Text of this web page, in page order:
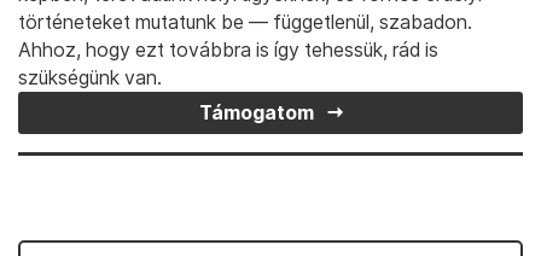
történeteket mutatunk be — függetlenül, szabadon.
Ahhoz, hogy ezt továbbra is így tehessük, rád is
szükségünk van.
Támogatom